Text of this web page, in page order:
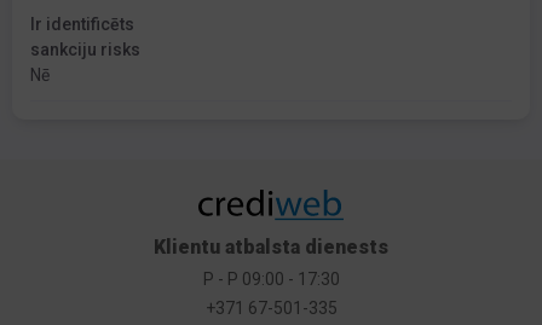
Ir identificēts
sankciju risks
Nē
Klientu atbalsta dienests
P - P 09:00 - 17:30
+371 67-501-335